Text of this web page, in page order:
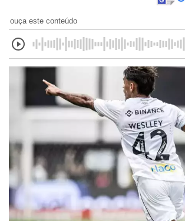
ouça este conteúdo